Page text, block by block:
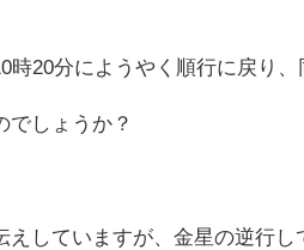
20分にようやく順行に戻り、
でしょうか？
していますが、金星の逆行し